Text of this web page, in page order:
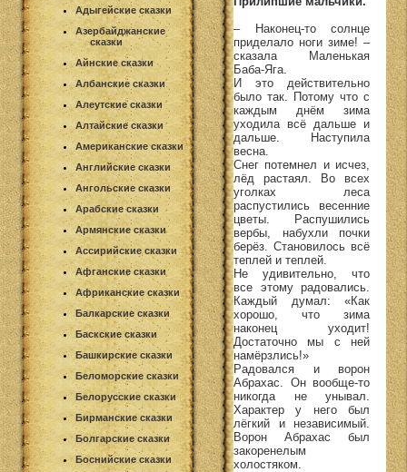
Адыгейские сказки
Азербайджанские
сказки
Айнские сказки
Албанские сказки
Алеутские сказки
Алтайские сказки
Американские сказки
Английские сказки
Ангольские сказки
Арабские сказки
Армянские сказки
Ассирийские сказки
Афганские сказки
Африканские сказки
Балкарские сказки
Баскские сказки
Башкирские сказки
Беломорские сказки
Белорусские сказки
Бирманские сказки
Болгарские сказки
Боснийские сказки
– Наконец-то солнце
приделало ноги зиме! –
сказала Маленькая
Баба-Яга.
И это действительно
было так. Потому что с
каждым днём зима
уходила всё дальше и
дальше. Наступила
весна.
Снег потемнел и исчез,
лёд растаял. Во всех
уголках леса
распустились весенние
цветы. Распушились
вербы, набухли почки
берёз. Становилось всё
теплей и теплей.
Не удивительно, что
все этому радовались.
Каждый думал: «Как
хорошо, что зима
наконец уходит!
Достаточно мы с ней
намёрзлись!»
Радовался и ворон
Абрахас. Он вообще-то
никогда не унывал.
Характер у него был
лёгкий и независимый.
Ворон Абрахас был
закоренелым
холостяком.